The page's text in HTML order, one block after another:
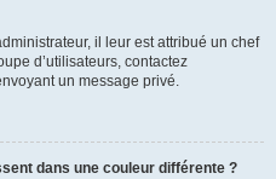
il leur est attribué un chef
d’utilisateurs, contactez
un message privé.
dans une couleur différente ?